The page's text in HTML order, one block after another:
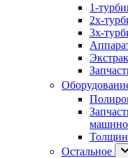
1-
2х-
3х-
Остальное